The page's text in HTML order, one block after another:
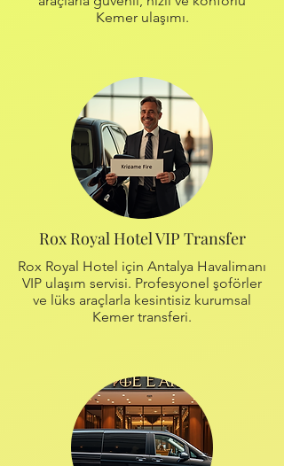
Kemer ulaşımı.
Rox Royal Hotel VIP Transfer
Rox Royal Hotel için Antalya Havalimanı
VIP ulaşım servisi. Profesyonel şoförler
ve lüks araçlarla kesintisiz kurumsal
Kemer transferi.